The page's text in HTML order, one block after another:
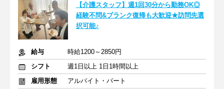
【介護スタッフ】週1回30分から勤務OK◎
経験不問&ブランク復帰も大歓迎★訪問先選
択可能♪
給与
時給1200～2850円
シフト
週1日以上 1日1時間以上
雇用形態
アルバイト・パート